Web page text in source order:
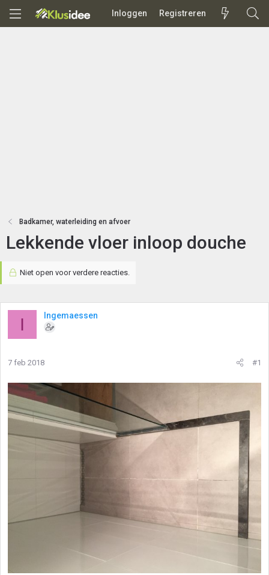
Inloggen Registreren
Badkamer, waterleiding en afvoer
Lekkende vloer inloop douche
Niet open voor verdere reacties.
I Ingemaessen
7 feb 2018 #1